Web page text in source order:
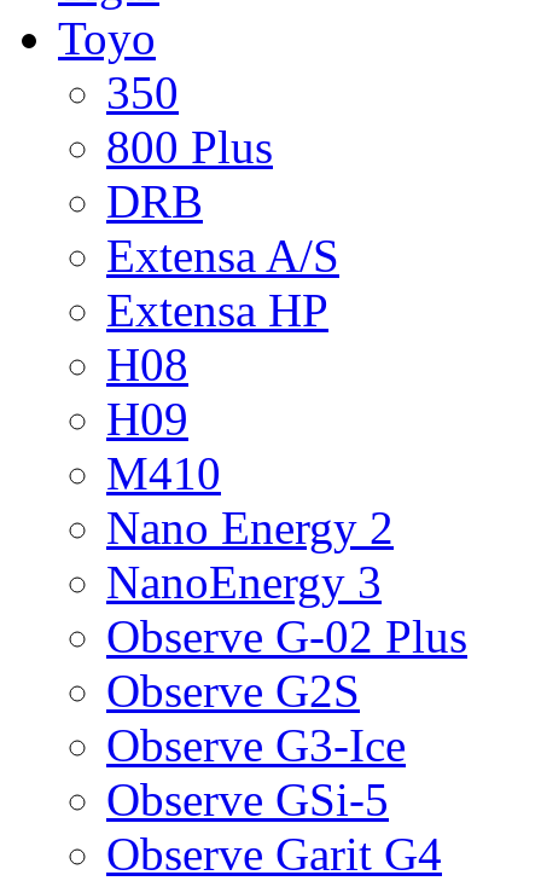
Toyo
350
800 Plus
DRB
Extensa A/S
Extensa HP
H08
H09
M410
Nano Energy 2
NanoEnergy 3
Observe G-02 Plus
Observe G2S
Observe G3-Ice
Observe GSi-5
Observe Garit G4